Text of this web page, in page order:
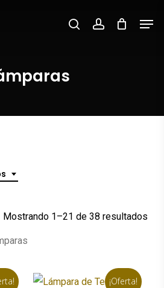
searchaccount
Mostrando 1–21 de 38 resultados
¡Oferta!